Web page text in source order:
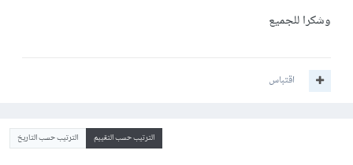
وشكرا للجميع
اقتباس
الترتيب حسب التقييم الترتيب حسب التاريخ